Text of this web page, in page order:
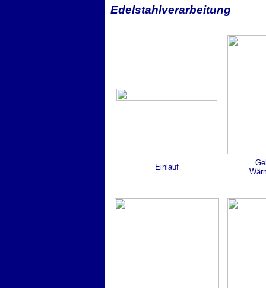
Edelstahlverarbeitung
Einlauf